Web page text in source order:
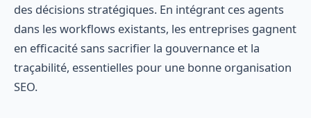
des décisions stratégiques. En intégrant ces agents
dans les workflows existants, les entreprises gagnent
en efficacité sans sacrifier la gouvernance et la
traçabilité, essentielles pour une bonne organisation
SEO.